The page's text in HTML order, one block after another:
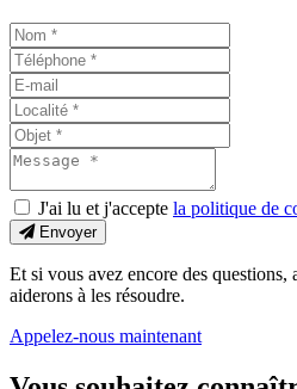
J'ai lu et j'accepte la politique de
Envoyer
Et si vous avez encore des questions,
aiderons à les résoudre.
Appelez-nous maintenant